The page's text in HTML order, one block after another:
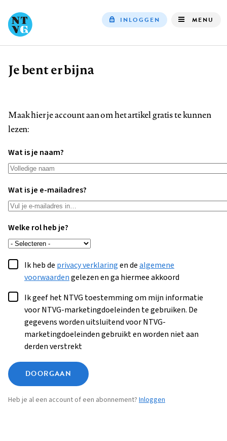
INLOGGEN MENU
Kruimelpad
Je bent er bijna
Maak hier je account aan om het artikel gratis te kunnen
lezen:
Wat is je naam?
Wat is je e-mailadres?
Welke rol heb je?
Ik heb de privacy verklaringen dealgemene
voorwaardengelezen en ga hiermee akkoord
Ik geef het NTVG toestemming om mijn informatie
voor NTVG-marketingdoeleinden te gebruiken. De
gegevens worden uitsluitend voor NTVG-
marketingdoeleinden gebruikt en worden niet aan
derden verstrekt
DOORGAAN
Heb je al een account of een abonnement? Inloggen